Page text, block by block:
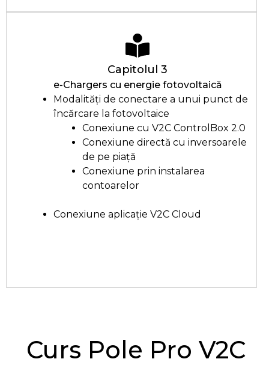
Capitolul 3
e-Chargers cu energie fotovoltaică
Modalități de conectare a unui punct de
încărcare la fotovoltaice
Conexiune cu V2C ControlBox 2.0
Conexiune directă cu inversoarele
de pe piață
Conexiune prin instalarea
contoarelor
Conexiune aplicație V2C Cloud
Curs Pole Pro V2C